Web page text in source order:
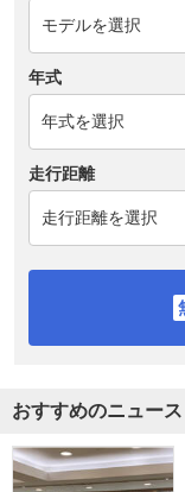
年式
走行距離
おすすめのニュース